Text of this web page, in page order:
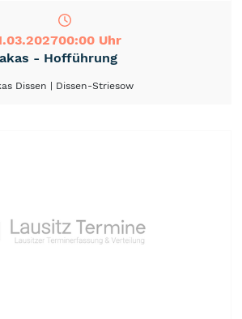
00:00 Uhr
- Hofführung
Dissen | Dissen-Striesow